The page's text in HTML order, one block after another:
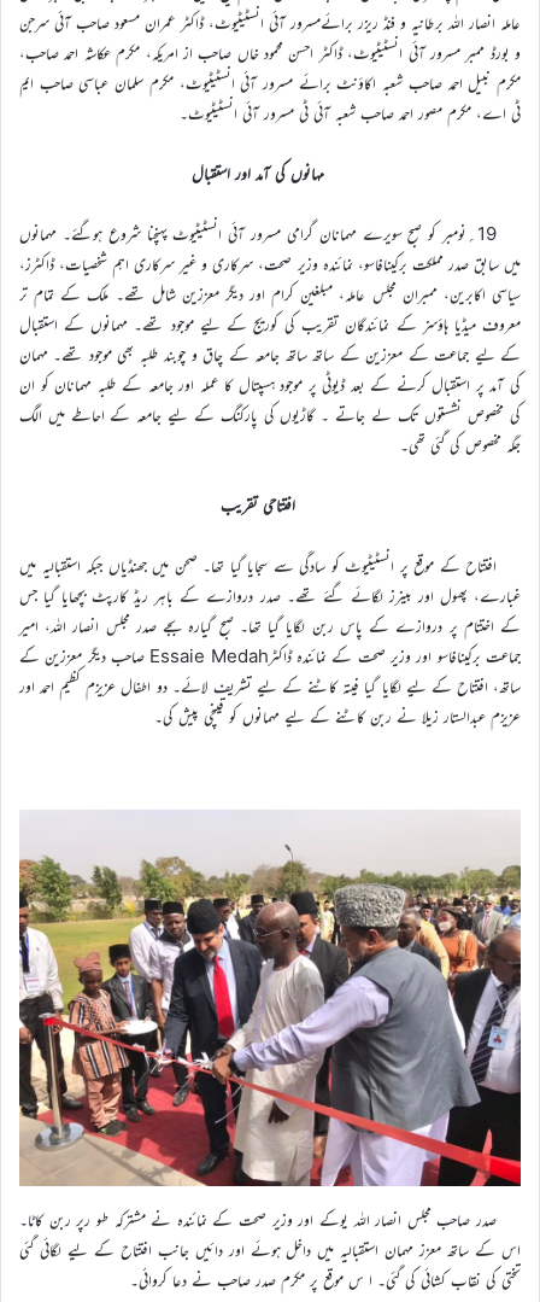
عاملہ انصار اللہ برطانیہ و فنڈ ریزر برائےمسرور آئی انسٹیٹیوٹ، ڈاکٹر عمران مسعود صاحب آئی سرجن
و بورڈ ممبر مسرور آئی انسٹیٹیوٹ، ڈاکٹر احسن محمود خاں صاحب از امریکہ، مکرم عکاشہ احمد صاحب،
مکرم نبیل احمد صاحب شعبہ اکاؤنٹ برائے مسرور آئی انسٹیٹیوٹ، مکرم سلمان عباسی صاحب ایم
ٹی اے، مکرم مصور احمد صاحب شعبہ آئی ٹی مسرور آئی انسٹیٹیوٹ۔
مہانوں کی آمد اور استقبال
19؍نومبر کو صبح سویرے مہمانان گرامی مسرور آئی انسٹیٹیوٹ پہنچنا شروع ہوگئے۔ مہمانوں
میں سابق صدر مملکت برکینافاسو، نمائندہ وزیر صحت، سرکاری و غیر سرکاری اہم شخصیات، ڈاکٹرز،
سیاسی اکابرین، ممبران مجلس عاملہ، مبلغین کرام اور دیگر معززین شامل تھے۔ ملک کے تمام تر
معروف میڈیا ہاؤسز کے نمائندگان تقریب کی کوریج کے لیے موجود تھے۔ مہمانوں کے استقبال
کے لیے جماعت کے معززین کے ساتھ ساتھ جامعہ کے چاق و چوبند طلبہ بھی موجود تھے۔ مہمان
کی آمد پر استقبال کرنے کے بعد ڈیوٹی پر موجود ہسپتال کا عملہ اور جامعہ کے طلبہ مہمانان کو ان
کی مخصوص نشستوں تک لے جاتے ۔ گاڑیوں کی پارکنگ کے لیے جامعہ کے احاطے میں الگ
جگہ مخصوص کی گئی تھی۔
افتتاحی تقریب
افتتاح کے موقع پر انسٹیٹیوٹ کو سادگی سے سجایا گیا تھا۔ صحن میں جھنڈیاں جبکہ استقبالیہ میں
غبارے، پھول اور بینرز لگائے گئے تھے۔ صدر دروازے کے باہر ریڈ کارپٹ بچھایا گیا جس
کے اختتام پر دروازے کے پاس ربن لگایا گیا تھا۔ صبح گیارہ بجے صدر مجلس انصار اللہ، امیر
جماعت برکینافاسو اور وزیر صحت کے نمائندہ ڈاکٹرEssaie Medah صاحب دیگر معززین کے
ساتھ، افتتاح کے لیے لگایا گیا فیتہ کاٹنے کے لیے تشریف لائے۔ دو اطفال عزیزم کظیم احمد اور
عزیزم عبدالستار زیلا نے ربن کاٹنے کے لیے مہمانوں کو قینچی پیش کی۔
صدر صاحب مجلس انصار اللہ یوکے اور وزیر صحت کے نمائندہ نے مشترکہ طو رپر ربن کاٹا۔
اس کے ساتھ معزز مہمان استقبالیہ میں داخل ہوئے اور دائیں جانب افتتاح کے لیے لگائی گئی
تختی کی نقاب کشائی کی گئی۔ ا س موقع پر مکرم صدر صاحب نے دعا کروائی۔